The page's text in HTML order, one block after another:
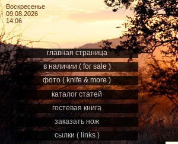
Воскресенье
09.08.2026
14:06
главная страница
в наличии ( for sale )
фото ( knife & more )
каталог статей
гостевая книга
заказать нож
сылки ( links )